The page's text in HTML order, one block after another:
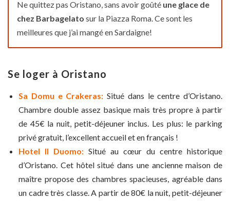
Ne quittez pas Oristano, sans avoir goûté une glace de
chez Barbagelato sur la Piazza Roma. Ce sont les
meilleures que j’ai mangé en Sardaigne!
Se loger à Oristano
Sa Domu e Crakeras: Situé dans le centre d’Oristano.
Chambre double assez basique mais très propre à partir
de 45€ la nuit, petit-déjeuner inclus. Les plus: le parking
privé gratuit, l’excellent accueil et en français !
Hotel Il Duomo: Situé au cœur du centre historique
d’Oristano. Cet hôtel situé dans une ancienne maison de
maître propose des chambres spacieuses, agréable dans
un cadre très classe. A partir de 80€ la nuit, petit-déjeuner